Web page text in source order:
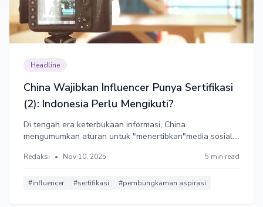
Headline
China Wajibkan Influencer Punya Sertifikasi
(2): Indonesia Perlu Mengikuti?
Di tengah era keterbukaan informasi, China
mengumumkan aturan untuk "menertibkan"media sosial.
Jika dijalankan serampangan, upaya penertiban dunia
masyarakat di media sosial.
Redaksi • Nov 10, 2025 5 min read
#influencer #sertifikasi #pembungkaman aspirasi